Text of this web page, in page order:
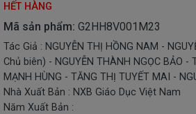
QUÀ
TẶNG
ĐỒ
CHƠI
THIẾT
BỊ
HẾT HÀNG
Mã sản phẩm: G2HH8V001M23
Tác Giả : NGUYỄN THỊ HỒNG NAM -
Chủ biên) - NGUYỄN THÀNH NGỌC BẢO -
MẠNH HÙNG - TĂNG THỊ TUYẾT MAI -
Nhà Xuất Bản : NXB Giáo Dục Việt Nam
Năm Xuất Bản :